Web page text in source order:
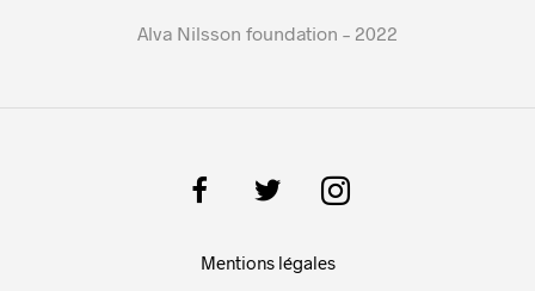
Alva Nilsson foundation – 2022
Mentions légales